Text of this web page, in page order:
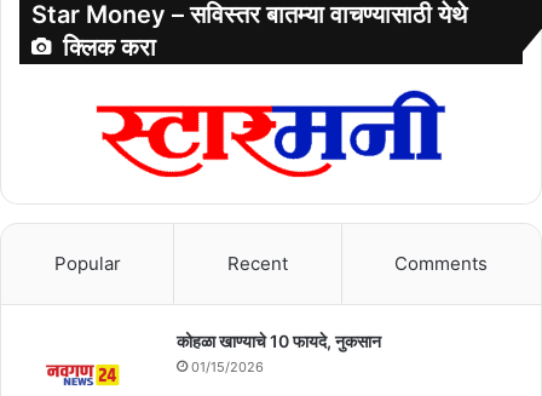
Star Money – सविस्तर बातम्या वाचण्यासाठी येथे
क्लिक करा
Popular Recent Comments
कोहळा खाण्याचे 10 फायदे, नुकसान
01/15/2026